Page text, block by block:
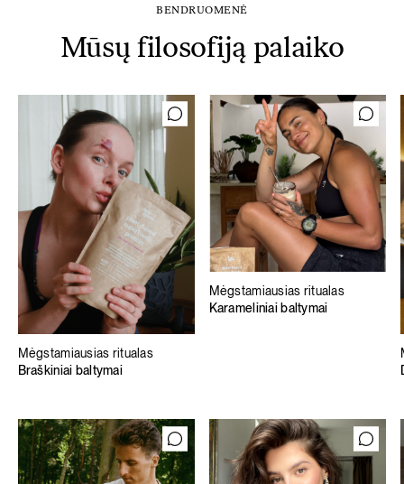
BENDRUOMENĖ
Mūsų filosofiją palaiko
Mėgstamiausias ritualas
Braškiniai baltymai
Mėgstamiausias ritualas
Karameliniai baltymai